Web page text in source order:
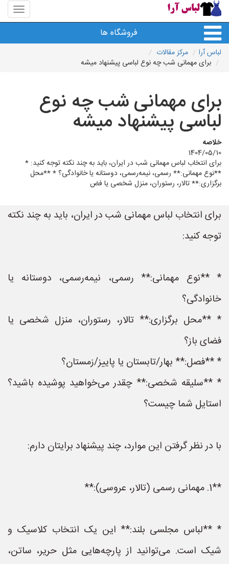
منوی
سایت
آرا
فروشگاه ها
لباس آرا
مرکز مقالات
برای مهمانی شب چه نوع لباسی پیشنهاد میشه
برای مهمانی شب چه نوع
لباسی پیشنهاد میشه
خلاصه
1404/05/10
برای انتخاب لباس مهمانی شب در ایران، باید به چند نکته توجه کنید: *
**نوع مهمانی:** رسمی، نیمه‌رسمی، دوستانه یا خانوادگی؟ * **محل
برگزاری:** تالار، رستوران، منزل شخصی یا فض
برای انتخاب لباس مهمانی شب در ایران، باید به چند نکته
توجه کنید:
* **نوع مهمانی:** رسمی، نیمه‌رسمی، دوستانه یا
خانوادگی؟
* **محل برگزاری:** تالار، رستوران، منزل شخصی یا
فضای باز؟
* **فصل:** بهار/تابستان یا پاییز/زمستان؟
* **سلیقه شخصی:** چقدر می‌خواهید پوشیده باشید؟
استایل شما چیست؟
با در نظر گرفتن این موارد، چند پیشنهاد برایتان دارم:
**1. مهمانی رسمی (تالار، عروسی):**
* **لباس مجلسی بلند:** این یک انتخاب کلاسیک و
شیک است. می‌توانید از پارچه‌هایی مثل حریر، ساتن،